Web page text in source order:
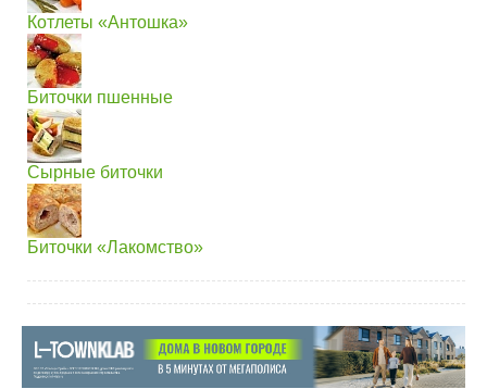
Котлеты «Антошка»
Биточки пшенные
Сырные биточки
Биточки «Лакомство»